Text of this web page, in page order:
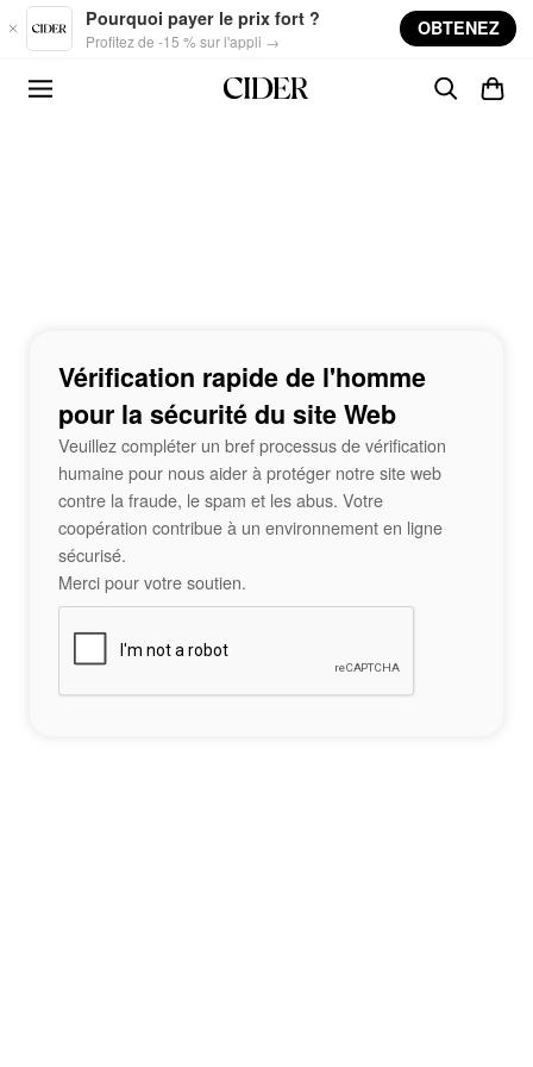
Skip to main content
Pourquoi payer le prix fort ?
Profitez de -15 % sur l'appli →
OBTENEZ
Vérification rapide de l'homme
pour la sécurité du site Web
Veuillez compléter un bref processus de vérification
humaine pour nous aider à protéger notre site web
contre la fraude, le spam et les abus. Votre
coopération contribue à un environnement en ligne
sécurisé.
Merci pour votre soutien.